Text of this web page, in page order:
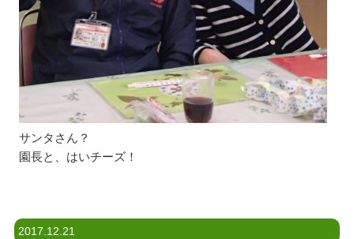
サンタさん？
園長と、はいチーズ！
2017.12.21